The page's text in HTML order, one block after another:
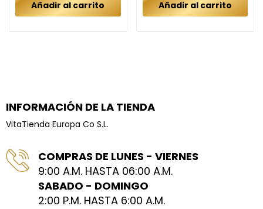
Añadir al carrito Añadir al carrito
INFORMACIÓN DE LA TIENDA
VitaTienda Europa Co S.L.
COMPRAS DE LUNES - VIERNES
9:00 A.M. HASTA 06:00 A.M.
SABADO - DOMINGO
2:00 P.M. HASTA 6:00 A.M.